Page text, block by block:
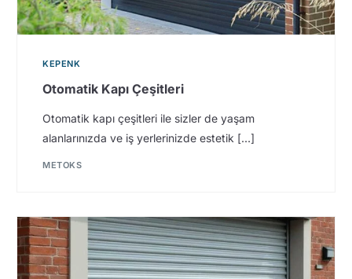
KEPENK
Otomatik Kapı Çeşitleri
Otomatik kapı çeşitleri ile sizler de yaşam
alanlarınızda ve iş yerlerinizde estetik […]
METOKS